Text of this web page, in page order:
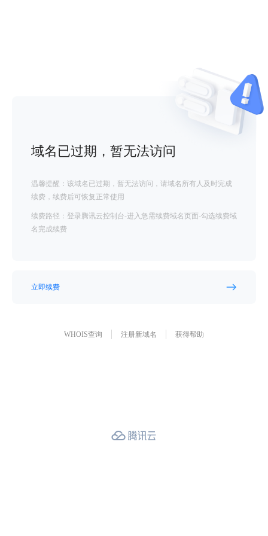
域名已过期，暂无法访问
温馨提醒：该域名已过期，暂无法访问，请域名所有人及时完成
续费，续费后可恢复正常使用
续费路径：登录腾讯云控制台-进入急需续费域名页面-勾选续费域
名完成续费
立即续费
WHOIS查询 注册新域名 获得帮助